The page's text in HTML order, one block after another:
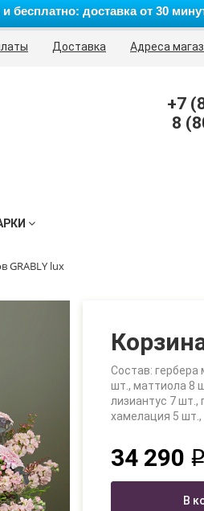
бесплатно: доставка от 30
Доставка Адреса
+7
8
GRABLY lux
Состав: гербера
шт., маттиола 8
лизиантус 7
хамелация 5 шт.,
34 290 q
В